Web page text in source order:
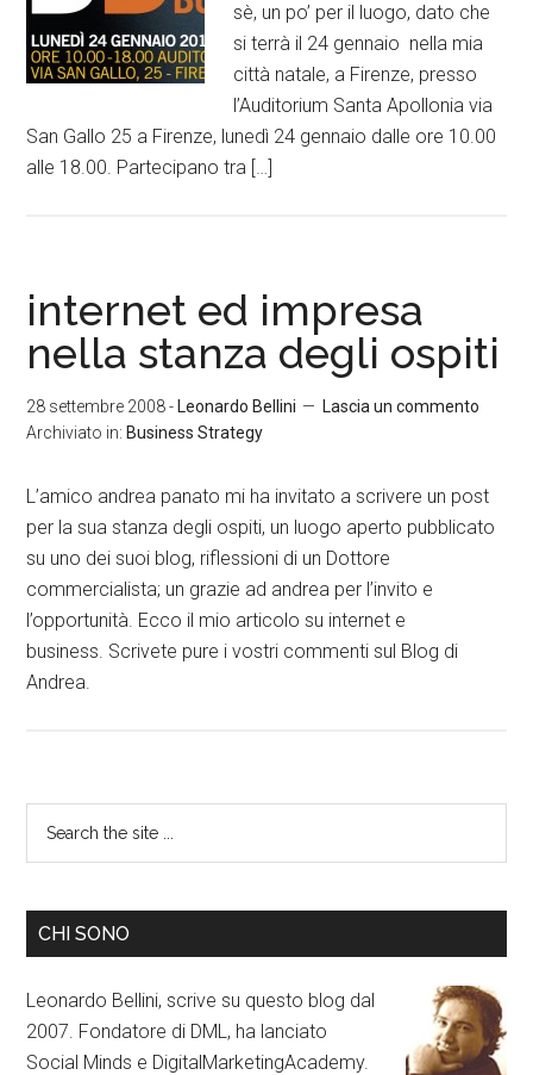
sè, un po’ per il luogo, dato che
si terrà il 24 gennaio nella mia
città natale, a Firenze, presso
l’Auditorium Santa Apollonia via
San Gallo 25 a Firenze, lunedì 24 gennaio dalle ore 10.00
alle 18.00. Partecipano tra […]
internet ed impresa
nella stanza degli ospiti
28 settembre 2008- Leonardo Bellini
Lascia un commento
Archiviato in: Business Strategy
L’amico andrea panato mi ha invitato a scrivere un post
per la sua stanza degli ospiti, un luogo aperto pubblicato
su uno dei suoi blog, riflessioni di un Dottore
commercialista; un grazie ad andrea per l’invito e
l’opportunità. Ecco il mio articolo su internet e
business. Scrivete pure i vostri commenti sul Blog di
Andrea.
CHI SONO
Leonardo Bellini, scrive su questo blog dal
2007. Fondatore di DML, ha lanciato
Social Minds e DigitalMarketingAcademy.